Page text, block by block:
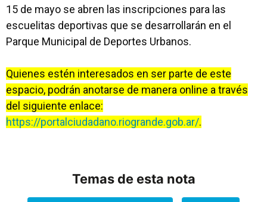
15 de mayo se abren las inscripciones para las
escuelitas deportivas que se desarrollarán en el
Parque Municipal de Deportes Urbanos.
Quienes estén interesados en ser parte de este
espacio, podrán anotarse de manera online a través
del siguiente enlace:
https://portalciudadano.riogrande.gob.ar/.
Temas de esta nota